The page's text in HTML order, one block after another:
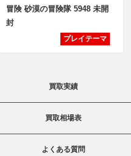
冒険 砂漠の冒険隊 5948 未開
封
プレイテーマ
買取実績
買取相場表
よくある質問